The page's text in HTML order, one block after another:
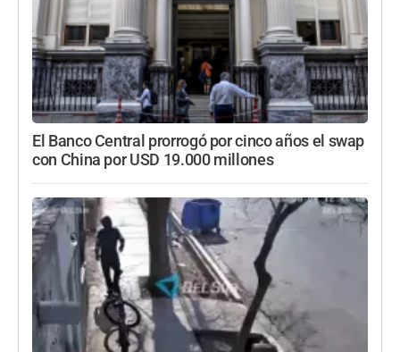
El Banco Central prorrogó por cinco años el swap
con China por USD 19.000 millones